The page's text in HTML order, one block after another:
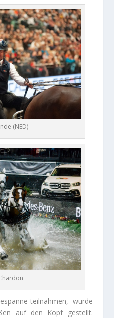
(NED)
teilnahmen, wurde
auf den Kopf gestellt.